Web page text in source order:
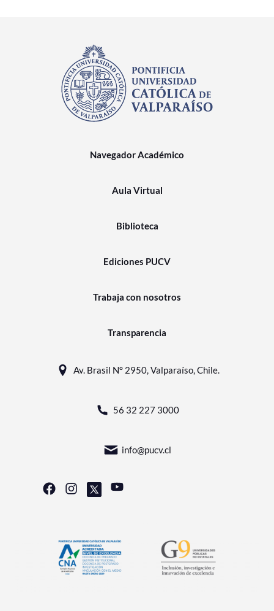
Navegador Académico
Aula Virtual
Biblioteca
Ediciones PUCV
Trabaja con nosotros
Transparencia
Av. Brasil N° 2950, Valparaíso, Chile.
56 32 227 3000
info@pucv.cl